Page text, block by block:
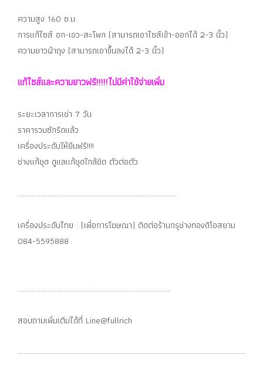
ความสูง 160 ซ.ม.
การแก้ไซส์ อก-เอว-สะโพก (สามารถเอาไซส์เข้า-ออกได้ 2-3 นิ้ว)
ความยาวผ้าถุง (สามารถเอาขึ้นลงได้ 2-3 นิ้ว)
แก้ไซส์และความยาวฟรี!!!!!ไม่มีค่าใช้จ่ายเพิ่ม
ระยะเวลาการเช่า 7 วัน
ราคารวมซักรีดแล้ว
เครื่องประดับให้ยืมฟรี!!!!
ช่างแก้ชุด ดูแลแก้ชุดใกล้ชิด ตัวต่อตัว
..........................................................................................
เครื่องประดับไทย : (เพื่อการโฆษณา) ติดต่อร้านกรุช่างทองดิโอสยาม
084-5595888
.......................................................................................
สอบถามเพิ่มเติมได้ที่ Line@fullrich